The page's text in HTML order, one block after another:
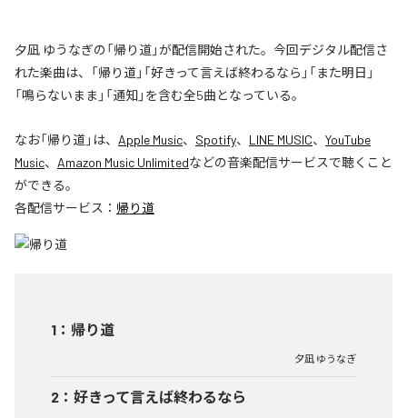
夕凪 ゆうなぎの「帰り道」が配信開始された。今回デジタル配信さ
れた楽曲は、「帰り道」「好きって言えば終わるなら」「また明日」
「鳴らないまま」「通知」を含む全5曲となっている。
なお「帰り道」は、 Apple Music、 Spotify、 LINE MUSIC、 YouTube
Music、 Amazon Music Unlimitedなどの音楽配信サービスで聴くこと
ができる。
各配信サービス： 帰り道
1 ： 帰り道
夕凪 ゆうなぎ
2 ： 好きって言えば終わるなら